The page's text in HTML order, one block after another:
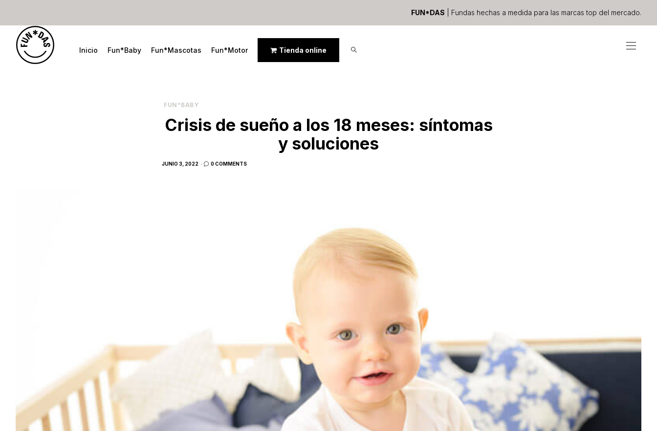
FUN*DAS | Fundas hechas a medida para las marcas top del mercado.
Inicio Fun*Baby Fun*Mascotas Fun*Motor Tienda online
FUN*BABY
Crisis de sueño a los 18 meses: síntomas
y soluciones
POSTED
JUNIO 3, 2022 0 COMMENTS